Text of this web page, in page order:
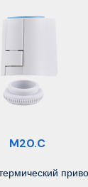
M20.C